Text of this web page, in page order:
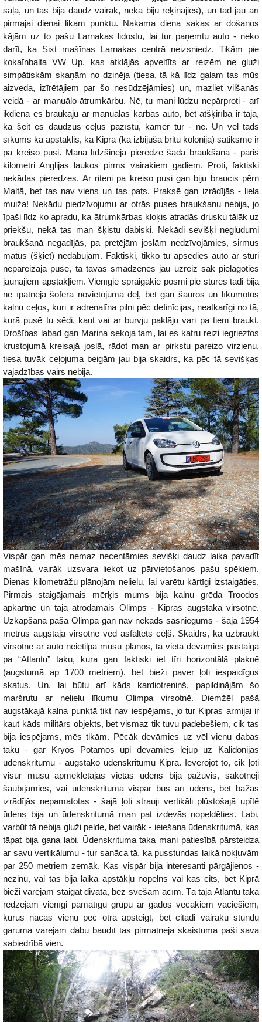
sāļa, un tās bija daudz vairāk, nekā biju rēķinājies), un tad jau arī
pirmajai dienai likām punktu. Nākamā diena sākās ar došanos
kājām uz to pašu Larnakas lidostu, lai tur paņemtu auto - neko
darīt, ka Sixt mašīnas Larnakas centrā neizsniedz. Tikām pie
kokaīnbalta VW Up, kas atklājās apveltīts ar reizēm ne gluži
simpātiskām skaņām no dzinēja (tiesa, tā kā līdz galam tas mūs
aizveda, izīrētājiem par šo nesūdzējāmies) un, mazliet vilšanās
veidā - ar manuālo ātrumkārbu. Nē, tu mani lūdzu nepārproti - arī
ikdienā es braukāju ar manuālās kārbas auto, bet atšķirība ir tajā,
ka šeit es daudzus ceļus pazīstu, kamēr tur - nē. Un vēl tāds
sīkums kā apstāklis, ka Kiprā (kā izbijušā britu kolonijā) satiksme ir
pa kreiso pusi. Mana līdzšinējā pieredze šādā braukšanā - pāris
kilometri Anglijas laukos pirms vairākiem gadiem. Proti, faktiski
nekādas pieredzes. Ar riteni pa kreiso pusi gan biju braucis pērn
Maltā, bet tas nav viens un tas pats. Praksē gan izrādījās - liela
muiža! Nekādu piedzīvojumu ar otrās puses braukšanu nebija, jo
īpaši līdz ko apradu, ka ātrumkārbas kloķis atradās drusku tālāk uz
priekšu, nekā tas man šķistu dabiski. Nekādi sevišķi negludumi
braukšanā negadījās, pa pretējām joslām nedzīvojāmies, sirmus
matus (šķiet) nedabūjām. Faktiski, tikko tu apsēdies auto ar stūri
nepareizajā pusē, tā tavas smadzenes jau uzreiz sāk pielāgoties
jaunajiem apstākļiem. Vienīgie spraigākie posmi pie stūres tādi bija
ne īpatnējā šofera novietojuma dēļ, bet gan šauros un līkumotos
kalnu ceļos, kuri ir adrenalīna pilni pēc definīcijas, neatkarīgi no tā,
kurā pusē tu sēdi, kaut vai ar burvju paklāju vari pa tiem braukt.
Drošības labad gan Marina sekoja tam, lai es katru reizi iegrieztos
krustojumā kreisajā joslā, rādot man ar pirkstu pareizo virzienu,
tiesa tuvāk ceļojuma beigām jau bija skaidrs, ka pēc tā sevišķas
vajadzības vairs nebija.
Vispār gan mēs nemaz necentāmies sevišķi daudz laika pavadīt
mašīnā, vairāk uzsvara liekot uz pārvietošanos pašu spēkiem.
Dienas kilometrāžu plānojām nelielu, lai varētu kārtīgi izstaigāties.
Pirmais staigājamais mērķis mums bija kalnu grēda Troodos
apkārtnē un tajā atrodamais Olimps - Kipras augstākā virsotne.
Uzkāpšana pašā Olimpā gan nav nekāds sasniegums - šajā 1954
metrus augstajā virsotnē ved asfaltēts ceļš. Skaidrs, ka uzbraukt
virsotnē ar auto neietilpa mūsu plānos, tā vietā devāmies pastaigā
pa “Atlantu” taku, kura gan faktiski iet tīri horizontālā plaknē
(augstumā ap 1700 metriem), bet bieži paver ļoti iespaidīgus
skatus. Un, lai būtu arī kāds kardiotreniņš, papildinājām šo
maršrutu ar nelielu līkumu Olimpa virsotnē. Diemžēl pašā
augstākajā kalna punktā tikt nav iespējams, jo tur Kipras armijai ir
kaut kāds militārs objekts, bet vismaz tik tuvu padebešiem, cik tas
bija iespējams, mēs tikām. Pēcāk devāmies uz vēl vienu dabas
taku - gar Kryos Potamos upi devāmies lejup uz Kalidonijas
ūdenskritumu - augstāko ūdenskritumu Kiprā. Ievērojot to, cik ļoti
visur mūsu apmeklētajās vietās ūdens bija pažuvis, sākotnēji
šaubījāmies, vai ūdenskritumā vispār būs arī ūdens, bet bažas
izrādījās nepamatotas - šajā ļoti strauji vertikāli plūstošajā upītē
ūdens bija un ūdenskritumā man pat izdevās nopeldēties. Labi,
varbūt tā nebija gluži pelde, bet vairāk - ieiešana ūdenskritumā, kas
tāpat bija gana labi. Ūdenskrituma taka mani patiesībā pārsteidza
ar savu vertikālumu - tur sanāca tā, ka pusstundas laikā nokļuvām
par 250 metriem zemāk. Kas vispār bija interesanti pārgājienos -
nezinu, vai tas bija laika apstākļu nopelns vai kas cits, bet Kiprā
bieži varējām staigāt divatā, bez svešām acīm. Tā tajā Atlantu takā
redzējām vienīgi pamatīgu grupu ar gados vecākiem vāciešiem,
kurus nācās vienu pēc otra apsteigt, bet citādi vairāku stundu
garumā varējām dabu baudīt tās pirmatnējā skaistumā paši savā
sabiedrībā vien.